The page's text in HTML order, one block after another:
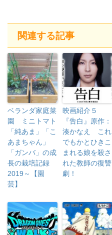
関連する記事
ベランダ家庭菜
園 ミニトマト
「純あま」「こ
あまちゃん」
「ガンバ」の成
長の栽培記録
2019～【園
芸】
映画紹介５
『告白』原作：
湊かなえ これ
でもかとひきこ
まれる娘を殺さ
れた教師の復讐
劇！